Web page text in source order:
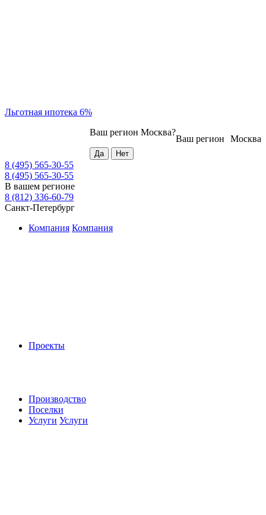
Льготная ипотека 6%
Москва
Ваш регион
Ваш регион Москва?
8 (495) 565-30-55
8 (495) 565-30-55
В вашем регионе
8 (812) 336-60-79
Санкт-Петербург
Компания Компания
Проекты
Производство
Поселки
Услуги Услуги